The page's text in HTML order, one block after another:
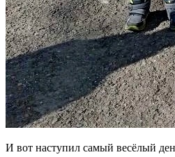
И вот наступил самый весёлый